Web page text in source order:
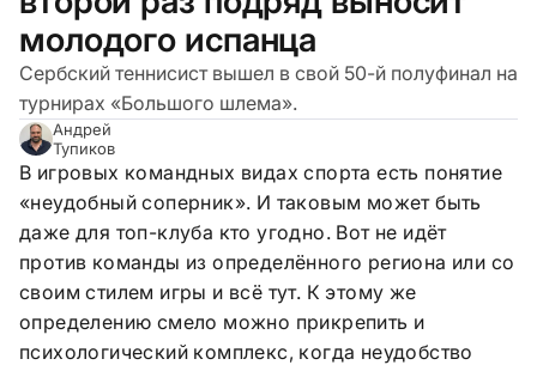
молодого испанца
Сербский теннисист вышел в свой 50-й полуфинал на
турнирах «Большого шлема».
Андрей
Тупиков
В игровых командных видах спорта есть понятие
«неудобный соперник». И таковым может быть
даже для топ-клуба кто угодно. Вот не идёт
против команды из определённого региона или со
своим стилем игры и всё тут. К этому же
определению смело можно прикрепить и
психологический комплекс, когда неудобство